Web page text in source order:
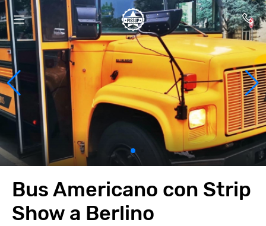
Bus Americano con Strip
Show a Berlino